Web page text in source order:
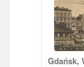
Gdańsk,